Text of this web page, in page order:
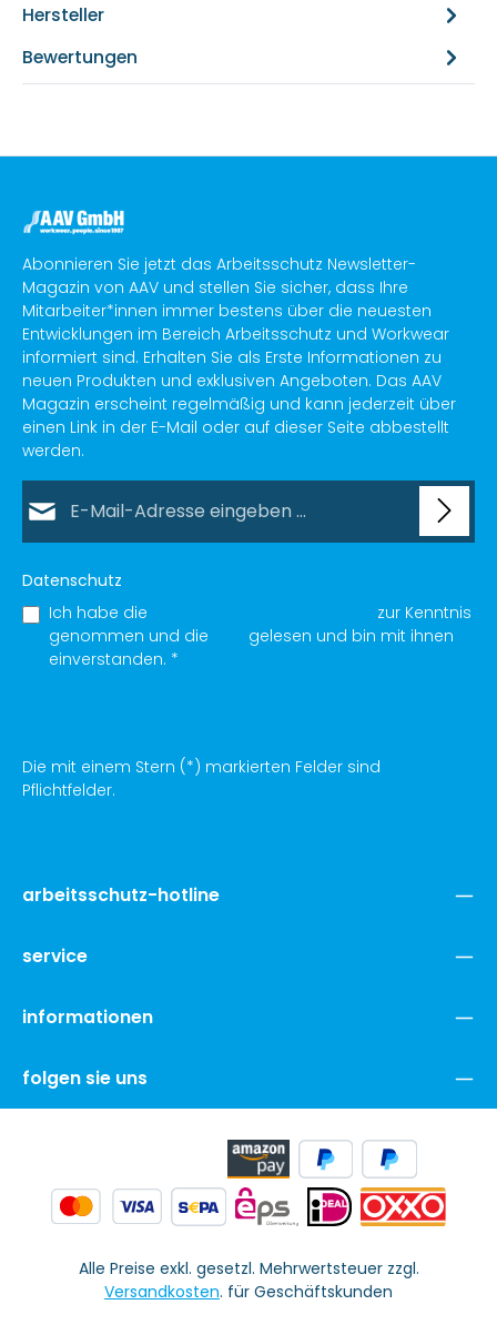
Hersteller
Bewertungen
Abonnieren Sie jetzt das Arbeitsschutz Newsletter-
Magazin von AAV und stellen Sie sicher, dass Ihre
Mitarbeiter*innen immer bestens über die neuesten
Entwicklungen im Bereich Arbeitsschutz und Workwear
informiert sind. Erhalten Sie als Erste Informationen zu
neuen Produkten und exklusiven Angeboten. Das AAV
Magazin erscheint regelmäßig und kann jederzeit über
einen Link in der E-Mail oder auf dieser Seite abbestellt
werden.
Datenschutz
Ich habe die
zur Kenntnis
genommen und die
gelesen und bin mit ihnen
einverstanden. *
Die mit einem Stern (*) markierten Felder sind
Pflichtfelder.
arbeitsschutz-hotline
service
informationen
folgen sie uns
Alle Preise exkl. gesetzl. Mehrwertsteuer zzgl.
Versandkosten. für Geschäftskunden